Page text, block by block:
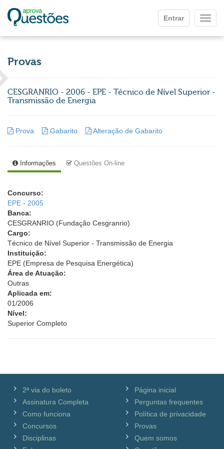
Entrar
Provas
CESGRANRIO - 2006 - EPE - Técnico de Nível Superior -
Transmissão de Energia
Prova Gabarito Alteração de Gabarito
Informações Questões On-line
Concurso:
EPE - 2005
Banca:
CESGRANRIO (Fundação Cesgranrio)
Cargo:
Técnico de Nível Superior - Transmissão de Energia
Instituição:
EPE (Empresa de Pesquisa Energética)
Área de Atuação:
Outras
Aplicada em:
01/2006
Nível:
Superior Completo
2ª via do boleto
Assinatura Completa
Como funciona
Concursos
Disciplinas
Página inicial
Perguntas frequentes
Política de privacidade
Provas
Quem somos